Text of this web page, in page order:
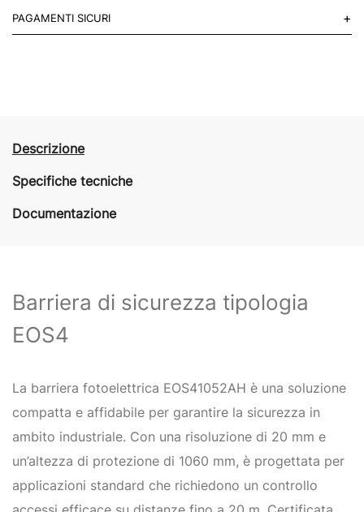
del mondo.
PAGAMENTI SICURI +
Descrizione
Specifiche tecniche
Documentazione
Barriera di sicurezza tipologia
EOS4
La barriera fotoelettrica EOS41052AH è una soluzione
compatta e affidabile per garantire la sicurezza in
ambito industriale. Con una risoluzione di 20 mm e
un’altezza di protezione di 1060 mm, è progettata per
applicazioni standard che richiedono un controllo